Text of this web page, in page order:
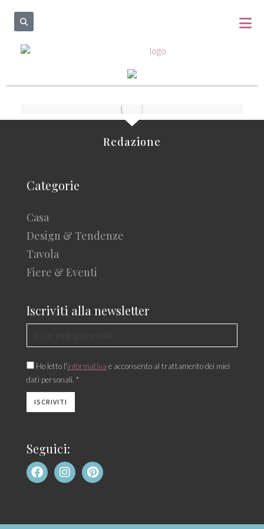
Redazione
Categorie
Casa
Design & Tendenze
Tavola
Fiere & Eventi
Iscriviti alla newsletter
Ho letto l'informativa e acconsento al trattamento dei miei
dati personali. *
Seguici: